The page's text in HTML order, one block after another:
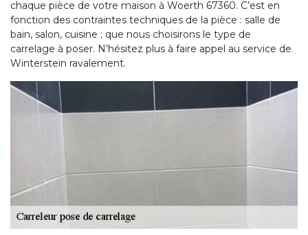
chaque pièce de votre maison à Woerth 67360. C’est en
fonction des contraintes techniques de la pièce : salle de
bain, salon, cuisine ; que nous choisirons le type de
carrelage à poser. N’hésitez plus à faire appel au service de
Winterstein ravalement.